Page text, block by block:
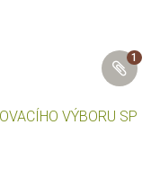
PŘÍLOHY
1
VÝBORU SP